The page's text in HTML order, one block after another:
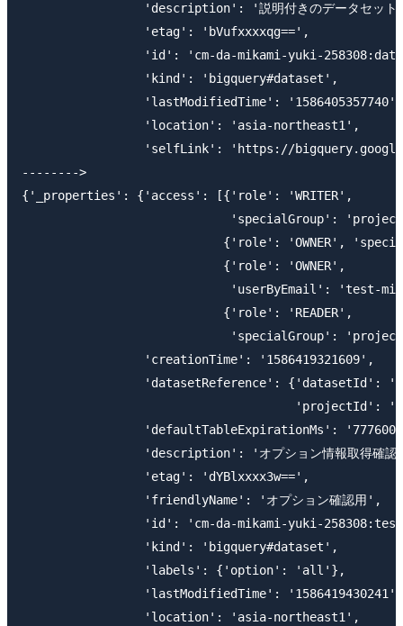
'description': '説明付きのデータセット
                 'etag': 'bVufxxxxqg==',
'id': 'cm-da-mikami-yuki-
                 'kind': 'bigquery#dataset',
                 'lastModifiedTime': '1586405357740',
                 'location': 'asia-northeast1',
'selfLink': 'https://
-------->
{'_properties': {'access': [{'role': 'WRITER',
'specialGroup':
{'role': 'OWNER',
                            {'role': 'OWNER',
'userByEmail': 'test-
                            {'role': 'READER',
'specialGroup':
                 'creationTime': '1586419321609',
'datasetReference': {'datasetId':
'projectId':
'defaultTableExpirationMs':
'description': 'オプション情報取得確認
                 'etag': 'dYBlxxxx3w==',
                 'friendlyName': 'オプション確認用',
'id': 'cm-da-mikami-yuki-
                 'kind': 'bigquery#dataset',
                 'labels': {'option': 'all'},
                 'lastModifiedTime': '1586419430241',
                 'location': 'asia-northeast1',